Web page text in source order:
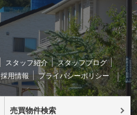
スタッフ紹介
スタッフブログ
採用情報 プライバシーポリシー
売買物件検索